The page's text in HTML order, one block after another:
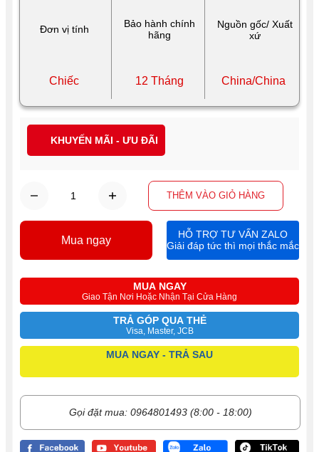
Đơn vị tính
Bảo hành chính
hãng
Nguồn gốc/ Xuất
xứ
Chiếc 12 Tháng China/China
THÊM VÀO GIỎ HÀNG
MUA NGAY
Giao Tận Nơi Hoặc Nhận Tại Cửa Hàng
TRẢ GÓP QUA THẺ
Visa, Master, JCB
MUA NGAY - TRẢ SAU
Gọi đặt mua: 0964801493 (8:00 - 18:00)
Mua ngay
HỖ TRỢ TƯ VẤN ZALO
Giải đáp tức thì mọi thắc mắc
KHUYẾN MÃI - ƯU ĐÃI